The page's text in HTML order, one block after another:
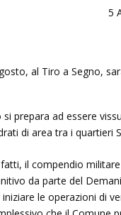
5
prepara ad essere
di area tra i quartieri
il compendio
da parte del
le operazioni di